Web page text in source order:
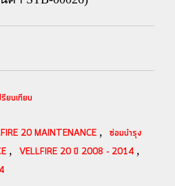
รียบเทียบ
20 MAINTENANCE , ซ่อมบำรุง
, VELLFIRE 20 ปี 2008 - 2014 ,